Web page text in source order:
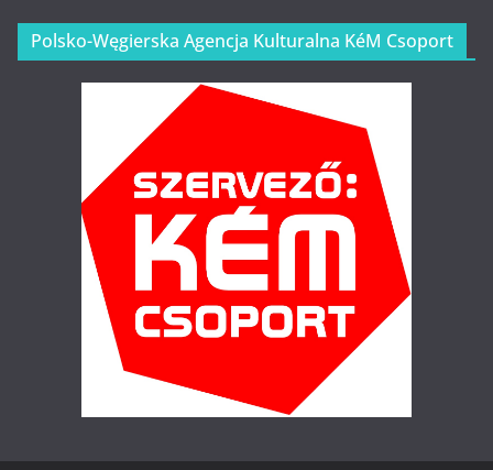
Polsko-Węgierska Agencja Kulturalna KéM Csoport